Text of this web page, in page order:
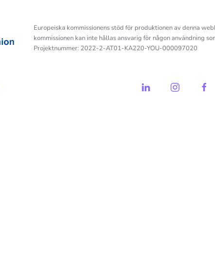
Europeiska kommissionens stöd för produktionen av denna
kommissionen kan inte hållas ansvarig för någon användning
Projektnummer: 2022-2-AT01-KA220-YOU-000097020